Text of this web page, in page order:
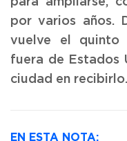
por varios años.
vuelve el quinto
fuera de Estados
ciudad en recibirlo.
EN ESTA NOTA: